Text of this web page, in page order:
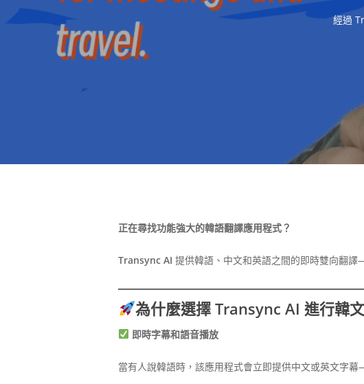
經過
正在尋找功能強大的韓語翻譯應用程式？
Transync AI 提供韓語、中文和英語之間的即時雙向翻
為什麼選擇 Transync AI 進行韓
即時字幕和語音播放
當有人說韓語時，該應用程式會立即提供中文或英文字